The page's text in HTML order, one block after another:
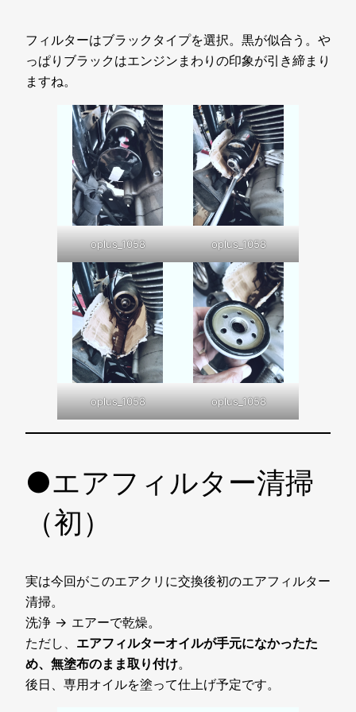
フィルターはブラックタイプを選択。黒が似合う。や
っぱりブラックはエンジンまわりの印象が引き締まり
ますね。
oplus_1058 oplus_1058
oplus_1058 oplus_1058
●エアフィルター清掃
（初）
実は今回がこのエアクリに交換後初のエアフィルター
清掃。
洗浄 → エアーで乾燥。
ただし、 エアフィルターオイルが手元になかったた
め、無塗布のまま取り付け。
後日、専用オイルを塗って仕上げ予定です。